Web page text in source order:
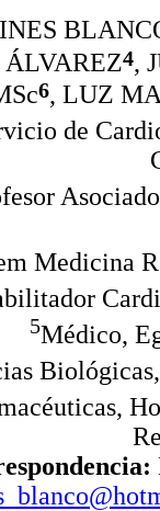
ÁLVAREZ4,
6, LUZ
de
Medicina
5Médico,